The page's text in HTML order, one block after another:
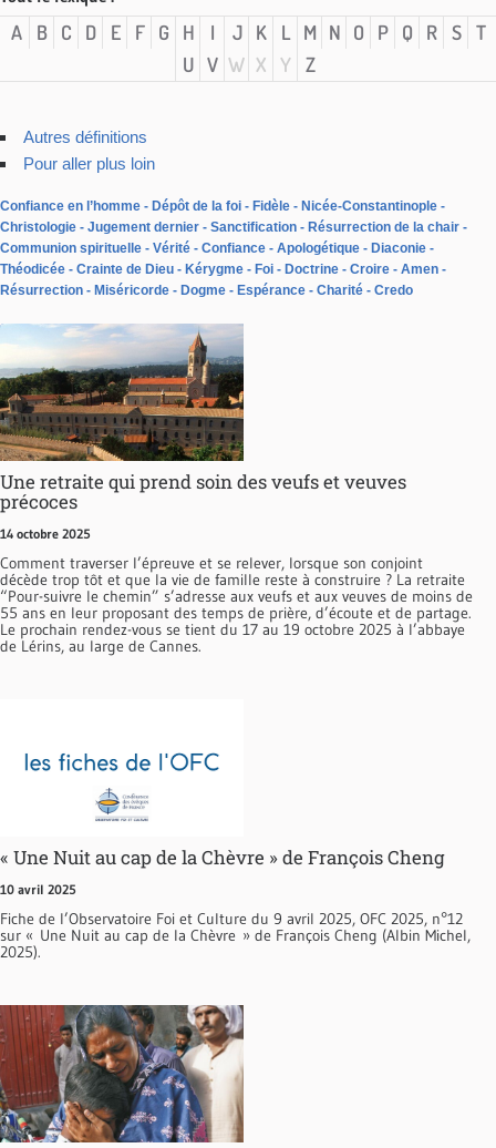
A B C D E F G H I J K L M N O P Q R S
T
U V W X Y Z
Autres définitions
Pour aller plus loin
Confiance en l’homme Dépôt de la foi Fidèle
Nicée-Constantinople
Christologie
Jugement dernier Sanctification
Résurrection de la chair
Communion spirituelle
Vérité Confiance Apologétique
Diaconie
Théodicée
Crainte de Dieu Kérygme Foi Doctrine Croire
Amen
Résurrection
Miséricorde Dogme Espérance Charité Credo
Une retraite qui prend soin des veufs et veuves
précoces
14 octobre 2025
Comment traverser l’épreuve et se relever, lorsque son conjoint
décède trop tôt et que la vie de famille reste à construire ? La retraite
“Pour-suivre le chemin” s’adresse aux veufs et aux veuves de moins de
55 ans en leur proposant des temps de prière, d’écoute et de partage.
Le prochain rendez-vous se tient du 17 au 19 octobre 2025 à l’abbaye
de Lérins, au large de Cannes.
« Une Nuit au cap de la Chèvre » de François Cheng
10 avril 2025
Fiche de l’Observatoire Foi et Culture du 9 avril 2025, OFC 2025, n°12
sur « Une Nuit au cap de la Chèvre » de François Cheng (Albin Michel,
2025).